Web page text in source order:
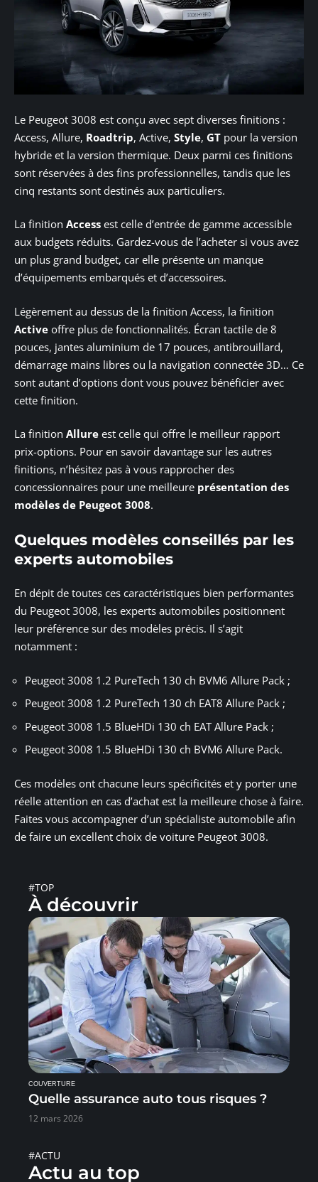
Le Peugeot 3008 est conçu avec sept diverses finitions :
Access, Allure, Roadtrip, Active, Style, GT pour la version
hybride et la version thermique. Deux parmi ces finitions
sont réservées à des fins professionnelles, tandis que les
cinq restants sont destinés aux particuliers.
La finition Access est celle d’entrée de gamme accessible
aux budgets réduits. Gardez-vous de l’acheter si vous avez
un plus grand budget, car elle présente un manque
d’équipements embarqués et d’accessoires.
Légèrement au dessus de la finition Access, la finition
Active offre plus de fonctionnalités. Écran tactile de 8
pouces, jantes aluminium de 17 pouces, antibrouillard,
démarrage mains libres ou la navigation connectée 3D… Ce
sont autant d’options dont vous pouvez bénéficier avec
cette finition.
La finition Allure est celle qui offre le meilleur rapport
prix-options. Pour en savoir davantage sur les autres
finitions, n’hésitez pas à vous rapprocher des
concessionnaires pour une meilleure présentation des
modèles de Peugeot 3008.
Quelques modèles conseillés par les
experts automobiles
En dépit de toutes ces caractéristiques bien performantes
du Peugeot 3008, les experts automobiles positionnent
leur préférence sur des modèles précis. Il s’agit
notamment :
Peugeot 3008 1.2 PureTech 130 ch BVM6 Allure Pack ;
Peugeot 3008 1.2 PureTech 130 ch EAT8 Allure Pack ;
Peugeot 3008 1.5 BlueHDi 130 ch EAT Allure Pack ;
Peugeot 3008 1.5 BlueHDi 130 ch BVM6 Allure Pack.
Ces modèles ont chacune leurs spécificités et y porter une
réelle attention en cas d’achat est la meilleure chose à faire.
Faites vous accompagner d’un spécialiste automobile afin
de faire un excellent choix de voiture Peugeot 3008.
#TOP
À découvrir
COUVERTURE
Quelle assurance auto tous risques ?
12 mars 2026
#ACTU
Actu au top